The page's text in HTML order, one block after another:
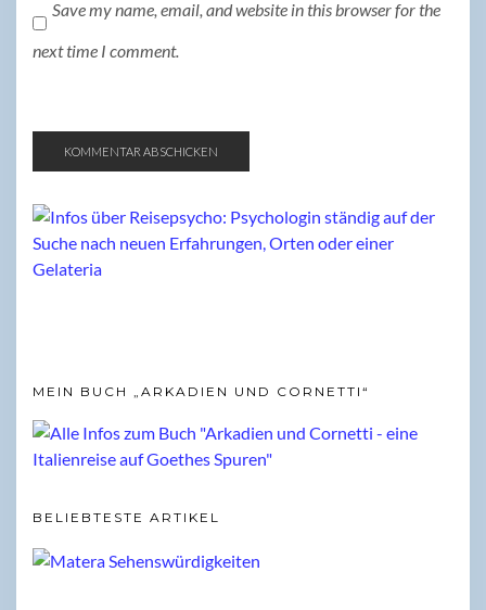
Save my name, email, and website in this browser for the
next time I comment.
MEIN BUCH „ARKADIEN UND CORNETTI“
BELIEBTESTE ARTIKEL